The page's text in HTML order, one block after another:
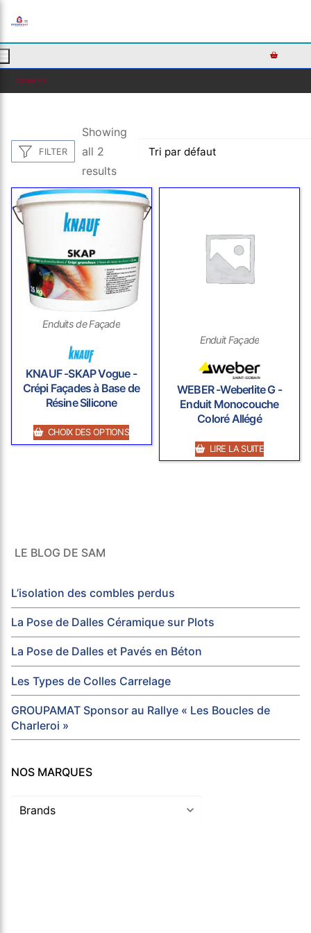
COMPTE
FILTER
Showing
all 2
results
Enduits de Façade
KNAUF -SKAP Vogue -
Crépi Façades à Base de
Résine Silicone
CHOIX DES OPTIONS
Enduit Façade
WEBER -Weberlite G -
Enduit Monocouche
Coloré Allégé
LIRE LA SUITE
LE BLOG DE SAM
L’isolation des combles perdus
La Pose de Dalles Céramique sur Plots
La Pose de Dalles et Pavés en Béton
Les Types de Colles Carrelage
GROUPAMAT Sponsor au Rallye « Les Boucles de
Charleroi »
NOS MARQUES